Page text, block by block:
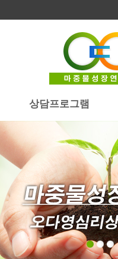
상담프로그램